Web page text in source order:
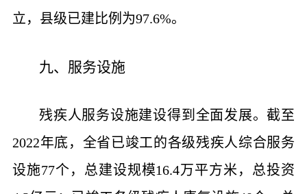
立，县级已建比例为97.6%。
九、服务设施
残疾人服务设施建设得到全面发展。截至
2022年底，全省已竣工的各级残疾人综合服务
设施77个，总建设规模16.4万平方米，总投资